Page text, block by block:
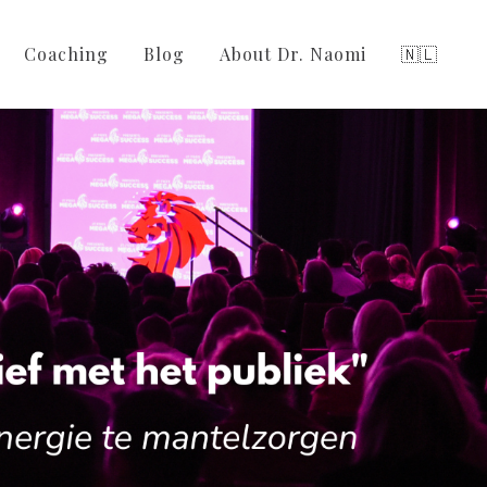
Coaching Blog About Dr. Naomi 🇳🇱